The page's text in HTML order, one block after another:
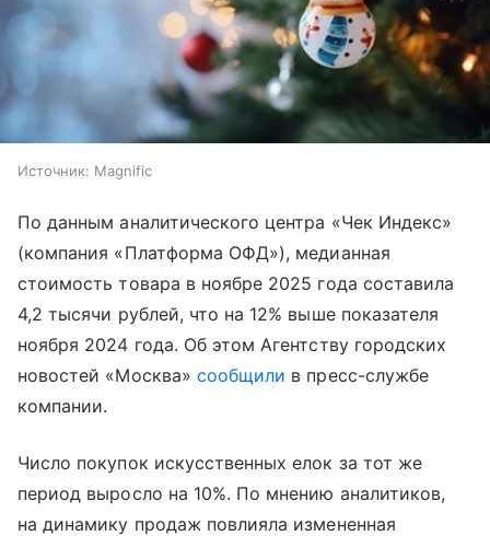
Источник: Magnific
По данным аналитического центра «Чек Индекс»
(компания «Платформа ОФД»), медианная
стоимость товара в ноябре 2025 года составила
4,2 тысячи рублей, что на 12% выше показателя
ноября 2024 года. Об этом Агентству городских
новостей «Москва» сообщили в пресс-службе
компании.
Число покупок искусственных елок за тот же
период выросло на 10%. По мнению аналитиков,
на динамику продаж повлияла измененная